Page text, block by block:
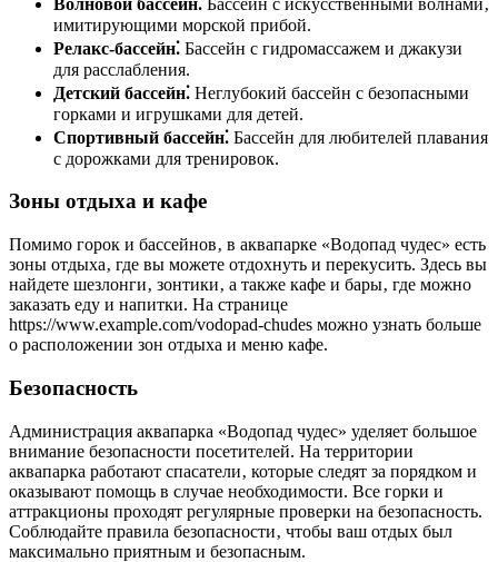
имитирующими морской прибой.
Релакс-бассейн⁚ Бассейн с гидромассажем и джакузи
для расслабления.
Детский бассейн⁚ Неглубокий бассейн с безопасными
горками и игрушками для детей.
Спортивный бассейн⁚ Бассейн для любителей плавания
с дорожками для тренировок.
Зоны отдыха и кафе
Помимо горок и бассейнов‚ в аквапарке «Водопад чудес» есть
зоны отдыха‚ где вы можете отдохнуть и перекусить. Здесь вы
найдете шезлонги‚ зонтики‚ а также кафе и бары‚ где можно
заказать еду и напитки. На странице
https://www.example.com/vodopad-chudes можно узнать больше
о расположении зон отдыха и меню кафе.
Безопасность
Администрация аквапарка «Водопад чудес» уделяет большое
внимание безопасности посетителей. На территории
аквапарка работают спасатели‚ которые следят за порядком и
оказывают помощь в случае необходимости. Все горки и
аттракционы проходят регулярные проверки на безопасность.
Соблюдайте правила безопасности‚ чтобы ваш отдых был
максимально приятным и безопасным.